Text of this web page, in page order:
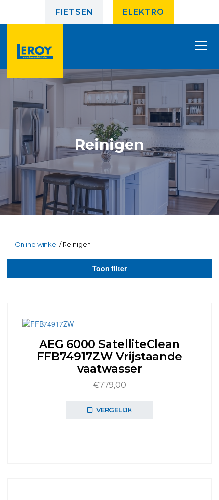
FIETSEN ELEKTRO
Reinigen
Online winkel / Reinigen
Toon filter
AEG 6000 SatelliteClean
FFB74917ZW Vrijstaande
vaatwasser
€779,00
VERGELIJK